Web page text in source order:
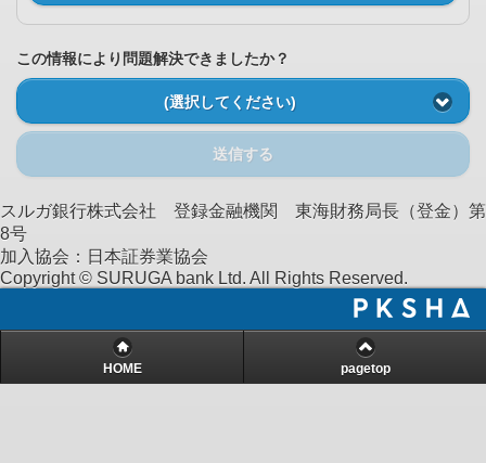
この情報により問題解決できましたか？
(選択してください)
送信する
スルガ銀行株式会社 登録金融機関 東海財務局長（登金）第
8号
加入協会：日本証券業協会
Copyright © SURUGA bank Ltd. All Rights Reserved.
HOME pagetop